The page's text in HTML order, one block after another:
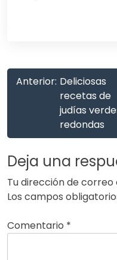
Anterior: Deliciosas
recetas de
judías
redondas
Deja una
Tu dirección de
Los campos
Comentario *